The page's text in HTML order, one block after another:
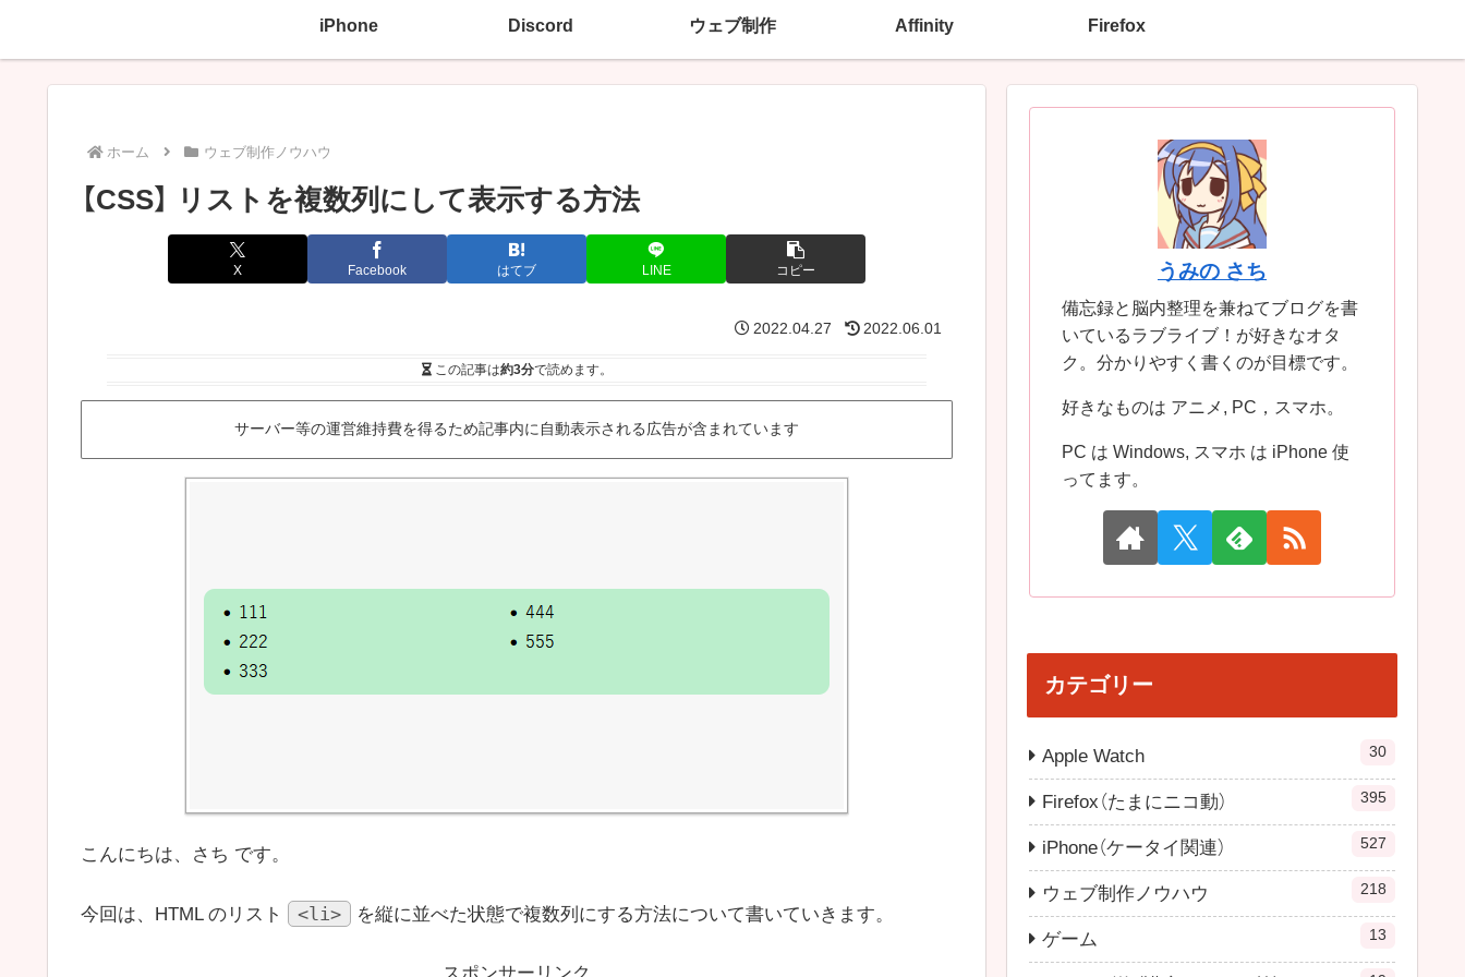
iPhone Discord ウェブ制作 Affinity Firefox
ホーム ウェブ制作ノウハウ
【CSS】 リストを複数列にして表示する方法
X Facebook はてブ LINE コピー
2022.04.27 2022.06.01
この記事は約3分で読めます。
サーバー等の運営維持費を得るため記事内に自動表示される広告が含まれています
こんにちは、さち です。
今回は、HTML のリスト <li> を縦に並べた状態で複数列にする方法について書いていきます。
うみの さち
備忘録と脳内整理を兼ねてブログを書
いているラブライブ！が好きなオタ
ク。分かりやすく書くのが目標です。
好きなものは アニメ, PC，スマホ。
PC は Windows, スマホ は iPhone 使
ってます。
カテゴリー
Apple Watch 30
Firefox（たまにニコ動） 395
iPhone（ケータイ関連） 527
ウェブ制作ノウハウ 218
ゲーム 13